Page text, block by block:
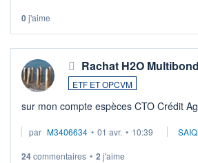
0j'aime
Rachat H2O
ETF ET OPCVM
sur mon compte espèces CTO Crédit
par M3406634 • 01 avr. • 10:39
24commentaires • 2 j'aime